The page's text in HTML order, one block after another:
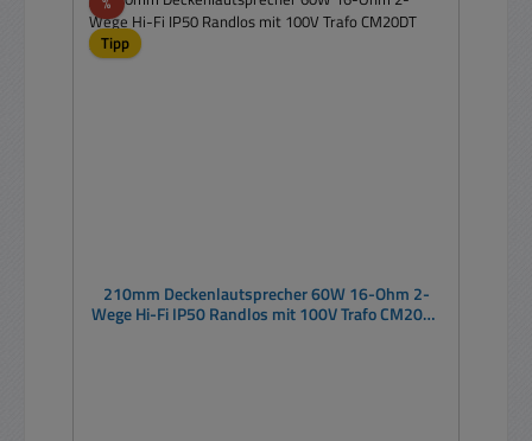
Tipp
210mm Deckenlautsprecher 60W 16-Ohm 2-
Wege Hi-Fi IP50 Randlos mit 100V Trafo CM20DT